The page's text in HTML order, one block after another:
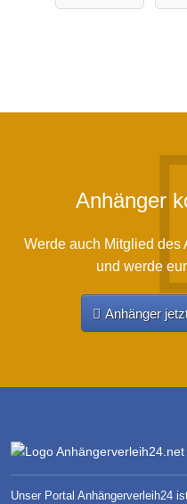
Anhänger
Werde auch Mitglied des
und werde
Anhänger
Unser Portal Anhängerverleih24